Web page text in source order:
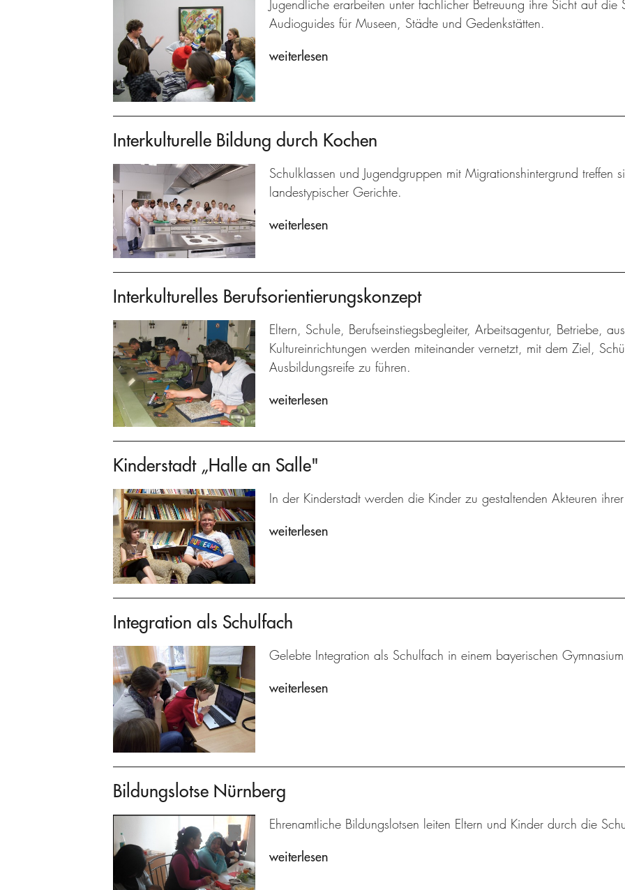
Jugendliche erarbeiten unter fachlicher Betreuung ihre Sicht auf
Audioguides für Museen, Städte und Gedenkstätten.
weiterlesen
Interkulturelle Bildung durch Kochen
Schulklassen und Jugendgruppen mit Migrationshintergrund treffen
landestypischer Gerichte.
weiterlesen
Interkulturelles Berufsorientierungskonzept
Eltern, Schule, Berufseinstiegsbegleiter, Arbeitsagentur, Betriebe,
Kultureinrichtungen werden miteinander vernetzt, mit dem Ziel,
Ausbildungsreife zu führen.
weiterlesen
Kinderstadt „Halle an Salle"
In der Kinderstadt werden die Kinder zu gestaltenden Akteuren
weiterlesen
Integration als Schulfach
Gelebte Integration als Schulfach in einem bayerischen
weiterlesen
Bildungslotse Nürnberg
Ehrenamtliche Bildungslotsen leiten Eltern und Kinder durch die
weiterlesen